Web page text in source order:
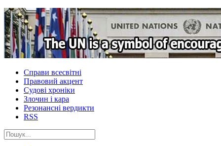
Справи всесвітні
Правовий акцент
Судові хроніки
Злочин і кара
Резонансні вердикти
RSS